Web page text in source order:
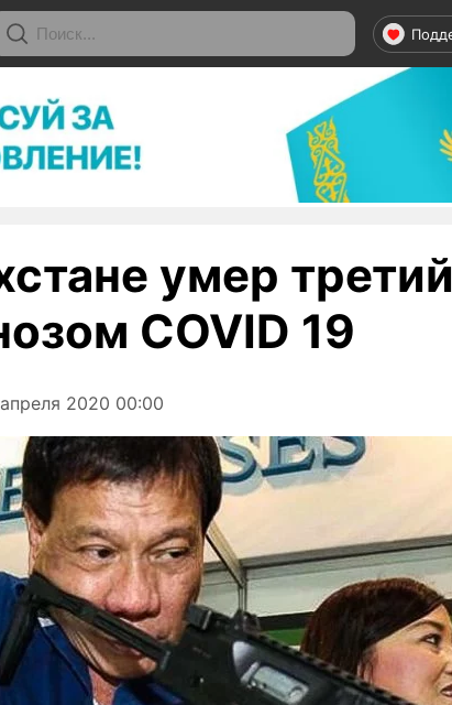
умер
COVID 19
2020 00:00